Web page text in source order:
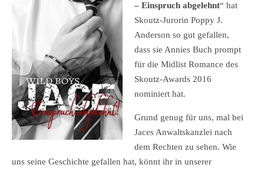
– Einspruch abgelehnt“ hat
Skoutz-Jurorin Poppy J.
Anderson so gut gefallen,
dass sie Annies Buch prompt
für die Midlist Romance des
Skoutz-Awards 2016
nominiert hat.
Grund genug für uns, mal bei
Jaces Anwaltskanzlei nach
dem Rechten zu sehen. Wie
uns seine Geschichte gefallen hat, könnt ihr in unserer